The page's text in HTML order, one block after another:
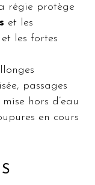
régie protège
et les
les fortes
passages
hors d’eau
en cours